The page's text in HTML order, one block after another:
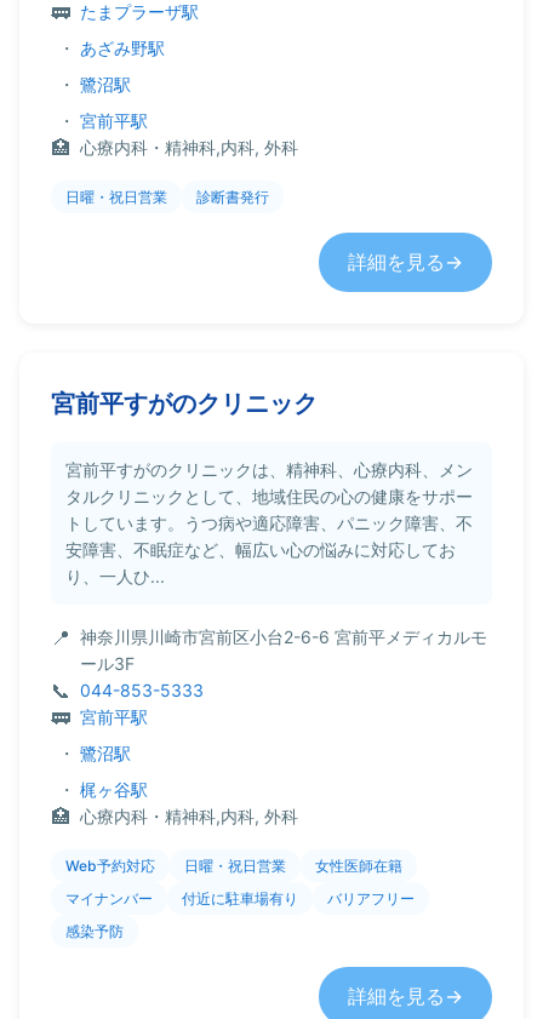
たまプラーザ駅
・ あざみ野駅
・ 鷺沼駅
・ 宮前平駅
心療内科・精神科,内科, 外科
日曜・祝日営業 診断書発行
詳細を見る
宮前平すがのクリニック
宮前平すがのクリニックは、精神科、心療内科、メン
タルクリニックとして、地域住民の心の健康をサポー
トしています。うつ病や適応障害、パニック障害、不
安障害、不眠症など、幅広い心の悩みに対応してお
り、一人ひ...
神奈川県川崎市宮前区小台2-6-6 宮前平メディカルモ
ール3F
044-853-5333
宮前平駅
・ 鷺沼駅
・ 梶ヶ谷駅
心療内科・精神科,内科, 外科
Web予約対応 日曜・祝日営業
女性医師在籍
マイナンバー
付近に駐車場有り
バリアフリー
感染予防
詳細を見る